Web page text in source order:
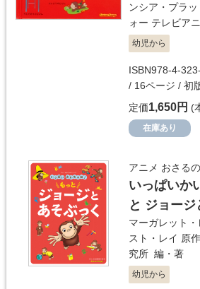
ンシア・プラッ
ォー テレビア
幼児から
ISBN978-4-
/ 16ページ / 初
定価1,650円 (
在庫あり
アニメ おさる
いっぱいか
と ジョージ
マーガレット
スト・レイ 原
究所 編・著
幼児から